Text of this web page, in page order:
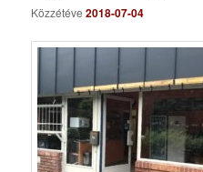
Közzétéve2018-07-04